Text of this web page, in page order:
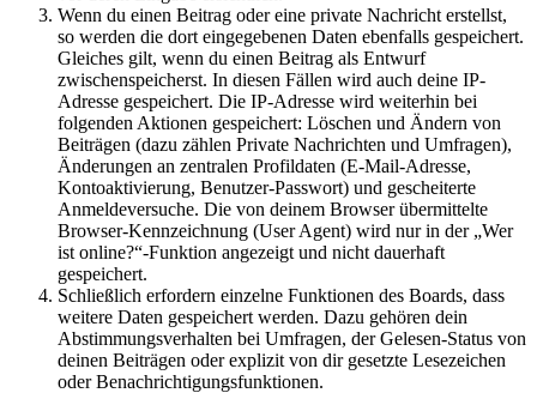
Wenn du einen Beitrag oder eine private Nachricht erstellst,
so werden die dort eingegebenen Daten ebenfalls gespeichert.
Gleiches gilt, wenn du einen Beitrag als Entwurf
zwischenspeicherst. In diesen Fällen wird auch deine IP-
Adresse gespeichert. Die IP-Adresse wird weiterhin bei
folgenden Aktionen gespeichert: Löschen und Ändern von
Beiträgen (dazu zählen Private Nachrichten und Umfragen),
Änderungen an zentralen Profildaten (E-Mail-Adresse,
Kontoaktivierung, Benutzer-Passwort) und gescheiterte
Anmeldeversuche. Die von deinem Browser übermittelte
Browser-Kennzeichnung (User Agent) wird nur in der „Wer
ist online?“-Funktion angezeigt und nicht dauerhaft
gespeichert.
Schließlich erfordern einzelne Funktionen des Boards, dass
weitere Daten gespeichert werden. Dazu gehören dein
Abstimmungsverhalten bei Umfragen, der Gelesen-Status von
deinen Beiträgen oder explizit von dir gesetzte Lesezeichen
oder Benachrichtigungsfunktionen.